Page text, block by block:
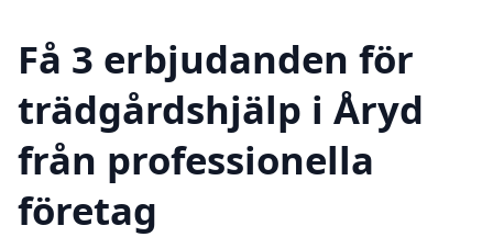
Få 3 erbjudanden för
trädgårdshjälp i Åryd
från professionella
företag